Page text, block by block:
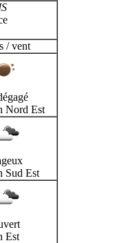
/ vent
Nord Est
Sud Est
Est